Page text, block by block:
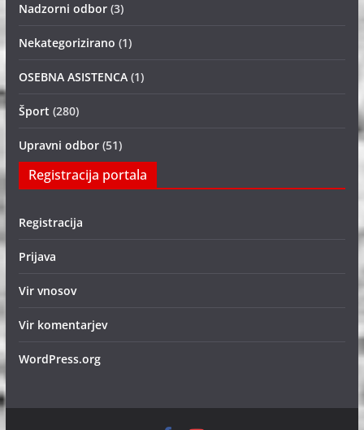
Nadzorni odbor(3)
Nekategorizirano (1)
OSEBNA ASISTENCA(1)
Šport (280)
Upravni odbor(51)
Registracija portala
Registracija
Prijava
Vir vnosov
Vir komentarjev
WordPress.org